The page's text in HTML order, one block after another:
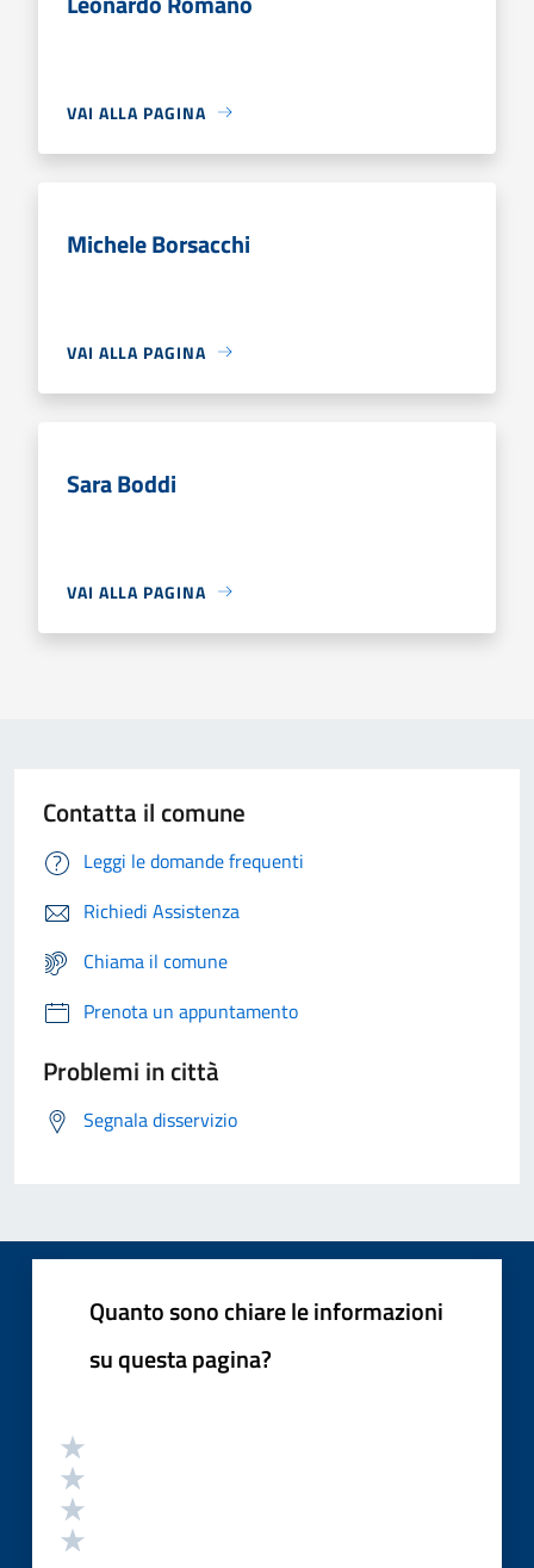
VAI ALLA PAGINA
Michele Borsacchi
VAI ALLA PAGINA
Sara Boddi
VAI ALLA PAGINA
Contatta il comune
Leggi le domande frequenti
Richiedi Assistenza
Chiama il comune
Prenota un appuntamento
Problemi in città
Segnala disservizio
Quanto sono chiare le informazioni
su questa pagina?